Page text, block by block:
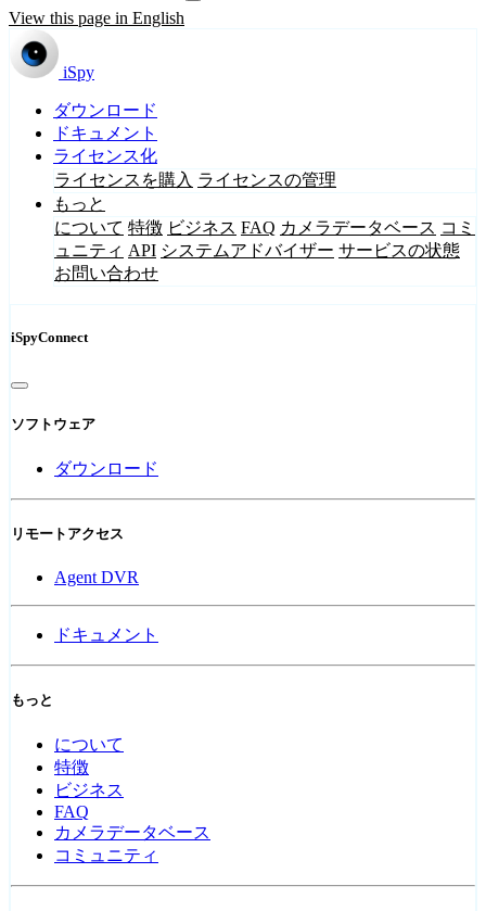
View this page in English
iSpy
ダウンロード
ドキュメント
ライセンス化
ライセンスを購入 ライセンスの管理
もっと
について 特徴 ビジネス FAQ カメラデータベース コミ
ュニティ API システムアドバイザー サービスの状態
お問い合わせ
iSpyConnect
ソフトウェア
ダウンロード
リモートアクセス
Agent DVR
ドキュメント
もっと
について
特徴
ビジネス
FAQ
カメラデータベース
コミュニティ